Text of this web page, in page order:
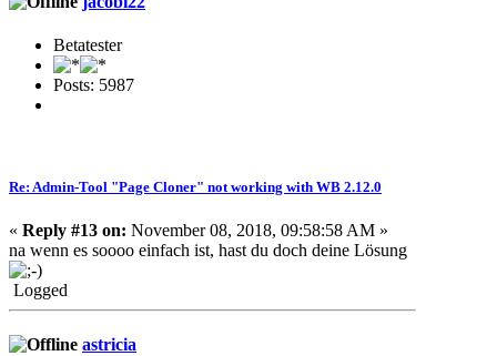
Betatester
Posts: 5987
Re: Admin-Tool "Page Cloner" not working with WB 2.12.0
« Reply #13 on: November 08, 2018, 09:58:58 AM »
na wenn es soooo einfach ist, hast du doch deine Lösung
Logged
astricia